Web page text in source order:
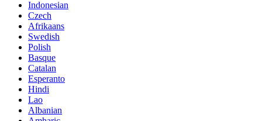
Indonesian
Czech
Afrikaans
Swedish
Polish
Basque
Catalan
Esperanto
Hindi
Lao
Albanian